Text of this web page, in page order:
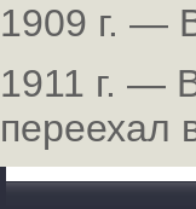
1909 г. —
1911 г. —
переехал